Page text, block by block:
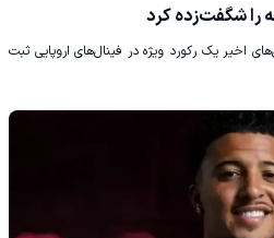
را شگفت‌زده کرد
اخیر یک رکورد ویژه در فینال‌های اروپایی ثبت